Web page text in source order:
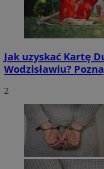
Jak uzyskać Kartę
Wodzisławiu?
2